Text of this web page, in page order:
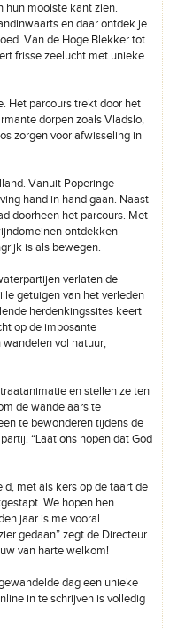
hun mooiste kant zien.
en daar ontdek je
Van de Hoge Blekker tot
frisse zeelucht met unieke
Het parcours trekt door het
dorpen zoals Vladslo,
zorgen voor afwisseling in
Vanuit Poperinge
hand in hand gaan. Naast
doorheen het parcours. Met
ontdekken
is als bewegen.
verlaten de
getuigen van het verleden
herdenkingssites keert
op de imposante
vol natuur,
en stellen ze ten
de wandelaars te
te bewonderen tijdens de
“Laat ons hopen dat God
met als kers op de taart de
We hopen hen
jaar is me vooral
gedaan” zegt de Directeur.
van harte welkom!
dag een unieke
in te schrijven is volledig